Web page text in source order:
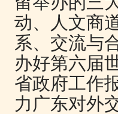
动、人文商
系、交流与
办好第六届
省政府工作
力广东对外